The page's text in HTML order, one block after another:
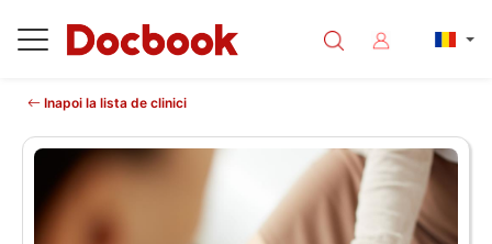
Inapoi la lista de clinici